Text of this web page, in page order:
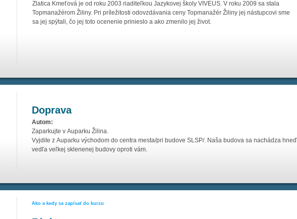
Zlatica Kmeťová je od roku 2003 riaditeľkou Jazykovej školy VIVEUS. V roku 2009 sa stala
Topmanažérom Žiliny. Pri príležitosti odovzdávania ceny Topmanažér Žiliny jej nástupcovi sme
sa jej spýtali, čo jej toto ocenenie prinieslo a ako zmenilo jej život.
Doprava
Autom:
Zaparkujte v Auparku Žilina.
Vyjdite z Auparku východom do centra mesta/pri budove SLSP/. Naša budova sa nachádza hneď
vedľa veľkej sklenenej budovy oproti vám.
Ako a kedy sa zapísať do kurzu